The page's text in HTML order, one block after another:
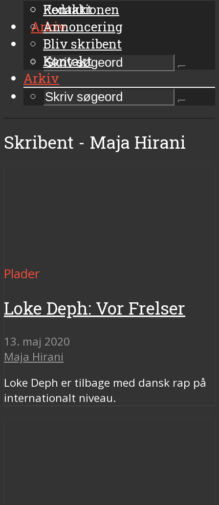
Kontakt
Arkiv
Redaktionen
Annoncering
Bliv skribent
Kontakt
Arkiv
Skribent - Maja Hirani
Plader
Loke Deph: Vor Frelser
13. maj 2020
Maja Hirani
Loke Deph er tilbage med dansk rap på
internationalt niveau.